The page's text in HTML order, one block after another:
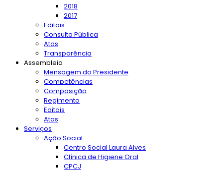
2018
2017
Editais
Consulta Pública
Atas
Transparência
Assembleia
Mensagem do Presidente
Competências
Composição
Regimento
Editais
Atas
Serviços
Ação Social
Centro Social Laura Alves
Clínica de Higiene Oral
CPCJ